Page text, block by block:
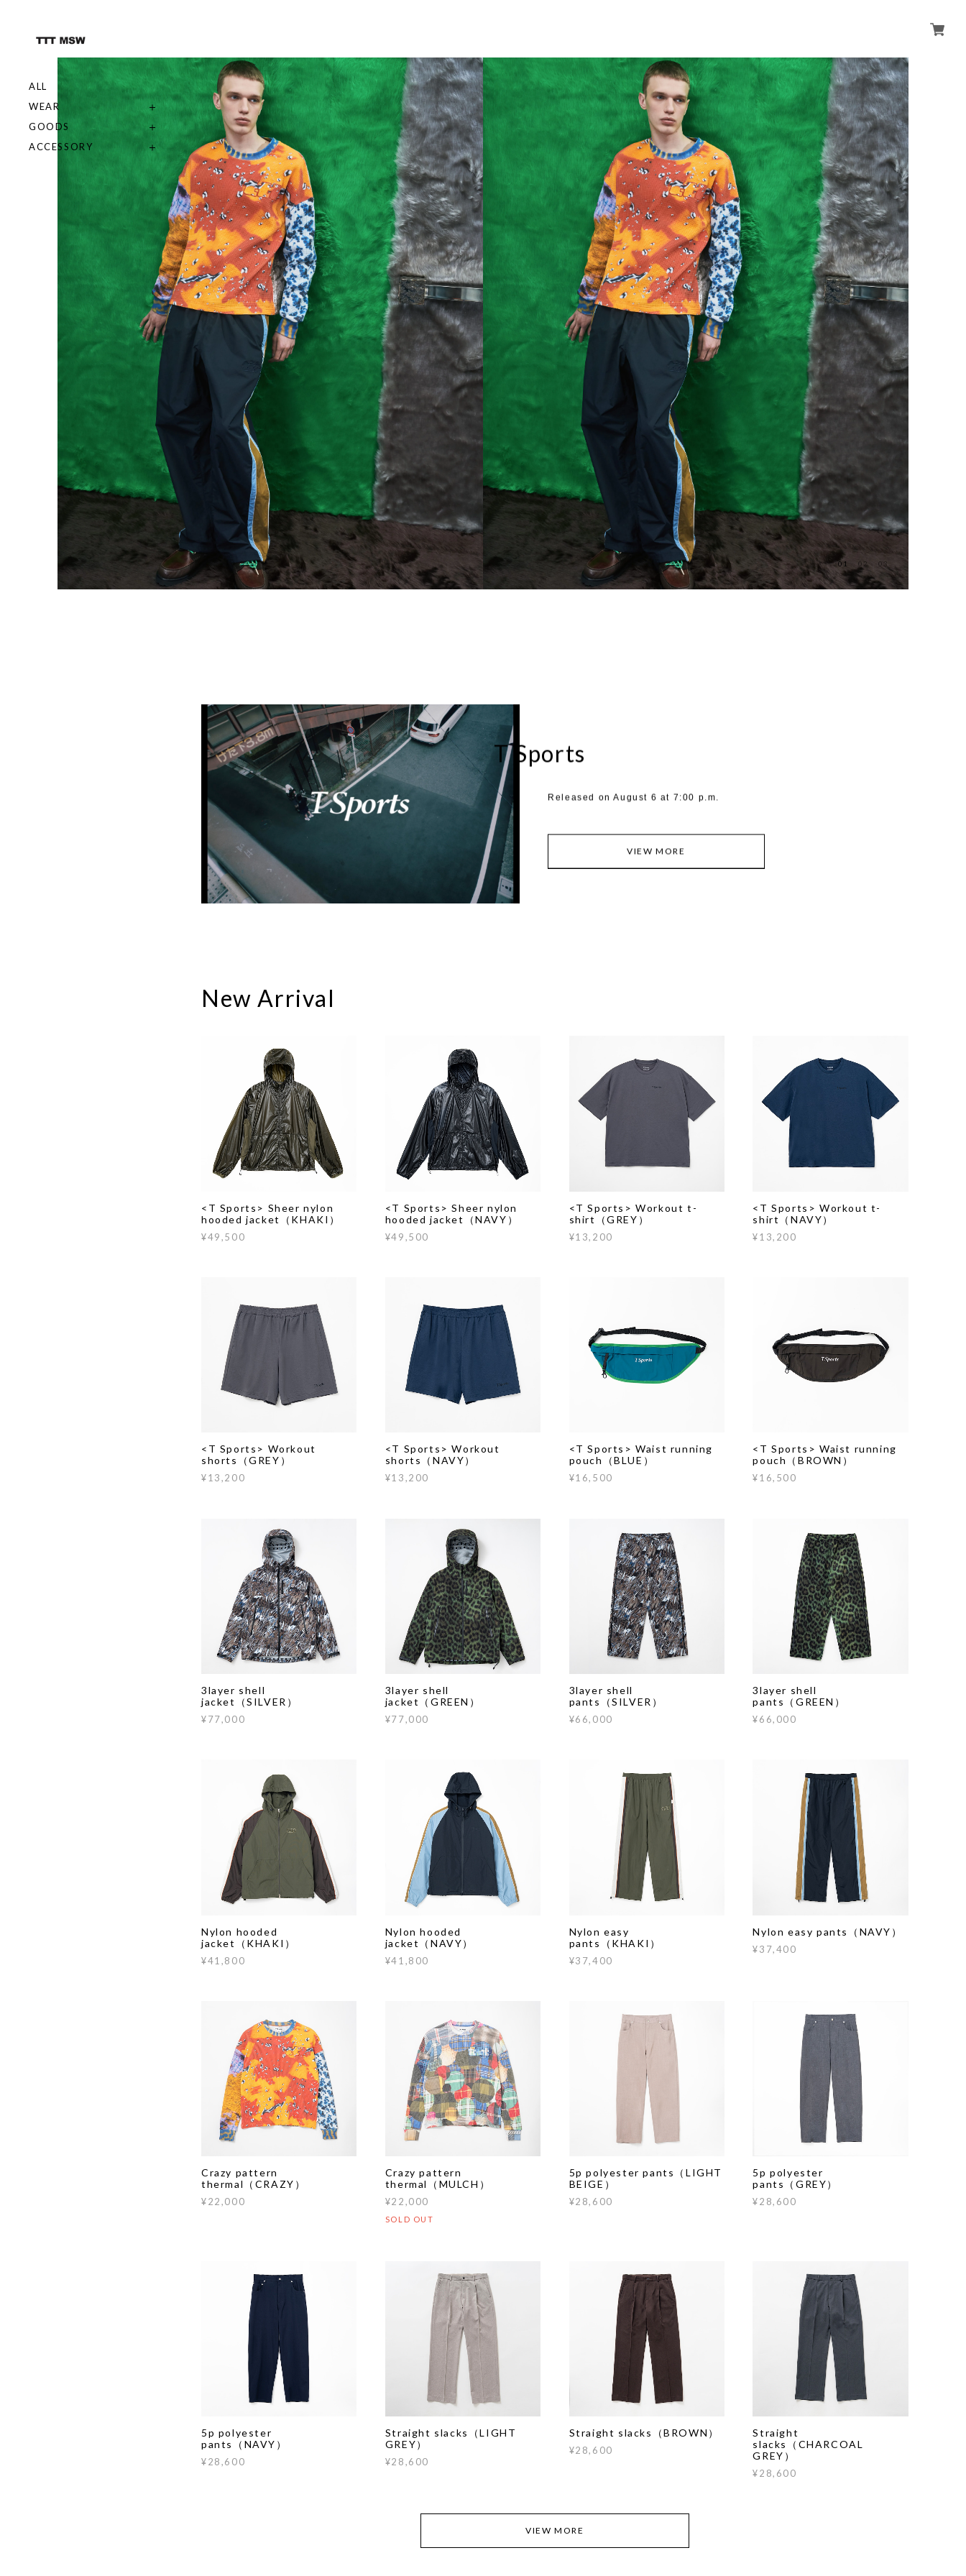
ALL
WEAR
GOODS
ACCESSORY
01 02 03
T Sports
Released on August 6 at 7:00 p.m.
VIEW MORE
New Arrival
<T Sports> Sheer nylon
hooded jacket（KHAKI）
¥49,500
<T Sports> Sheer nylon
hooded jacket（NAVY）
¥49,500
<T Sports> Workout t-
shirt（GREY）
¥13,200
<T Sports> Workout t-
shirt（NAVY）
¥13,200
<T Sports> Workout
shorts（GREY）
¥13,200
<T Sports> Workout
shorts（NAVY）
¥13,200
<T Sports> Waist running
pouch（BLUE）
¥16,500
<T Sports> Waist running
pouch（BROWN）
¥16,500
3layer shell
jacket（SILVER）
¥77,000
3layer shell
jacket（GREEN）
¥77,000
3layer shell
pants（SILVER）
¥66,000
3layer shell
pants（GREEN）
¥66,000
Nylon hooded
jacket（KHAKI）
¥41,800
Nylon hooded
jacket（NAVY）
¥41,800
Nylon easy
pants（KHAKI）
¥37,400
Nylon easy pants（NAVY）
¥37,400
Crazy pattern
thermal（CRAZY）
¥22,000
Crazy pattern
thermal（MULCH）
¥22,000
SOLD OUT
5p polyester pants（LIGHT
BEIGE）
¥28,600
5p polyester
pants（GREY）
¥28,600
5p polyester
pants（NAVY）
¥28,600
Straight slacks（LIGHT
GREY）
¥28,600
Straight slacks（BROWN）
¥28,600
Straight
slacks（CHARCOAL
GREY）
¥28,600
VIEW MORE